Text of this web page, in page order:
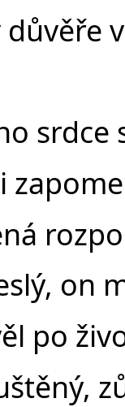
on
po